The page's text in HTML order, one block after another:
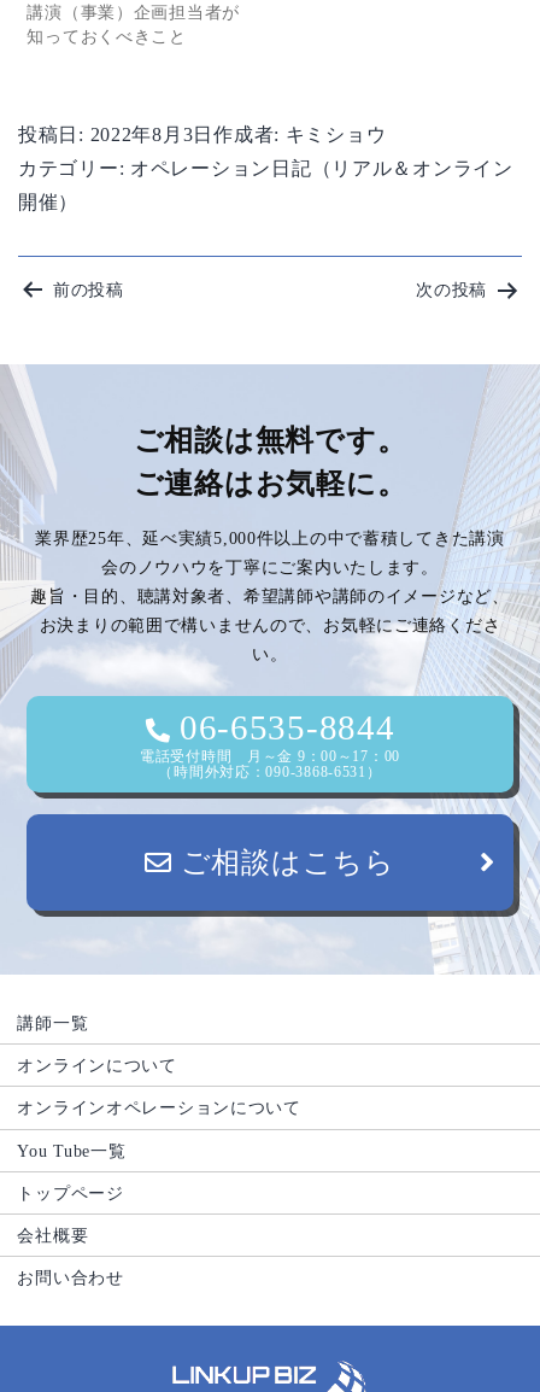
講演（事業）企画担当者が
知っておくべきこと
投稿日: 2022年8月3日作成者: キミショウ
カテゴリー: オペレーション日記（リアル＆オンライン
開催）
投
ナ
ビ
ゲ
ー
シ
ョ
ン
前の投稿 次の投稿
ご相談は無料です。
ご連絡はお気軽に。
業界歴25年、延べ実績5,000件以上の中で蓄積してきた講演
会のノウハウを丁寧にご案内いたします。
趣旨・目的、聴講対象者、希望講師や講師のイメージなど、
お決まりの範囲で構いませんので、お気軽にご連絡くださ
い。
06-6535-8844
電話受付時間 月～金 9：00～17：00
（時間外対応：090-3868-6531）
ご相談はこちら
講師一覧
オンラインについて
オンラインオペレーションについて
You Tube一覧
トップページ
会社概要
お問い合わせ